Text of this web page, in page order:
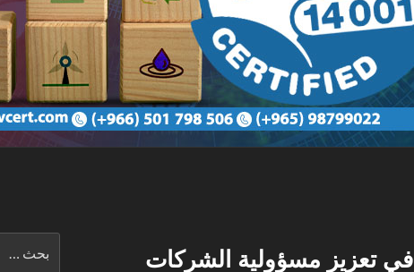
دور الأيزو 14001 في تعزيز مسؤولية الشركات
عن: